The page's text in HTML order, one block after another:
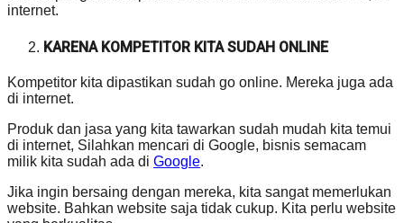
internet.
KARENA KOMPETITOR KITA SUDAH ONLINE
Kompetitor kita dipastikan sudah go online. Mereka juga ada
di internet.
Produk dan jasa yang kita tawarkan sudah mudah kita temui
di internet, Silahkan mencari di Google, bisnis semacam
milik kita sudah ada di Google.
Jika ingin bersaing dengan mereka, kita sangat memerlukan
website. Bahkan website saja tidak cukup. Kita perlu website